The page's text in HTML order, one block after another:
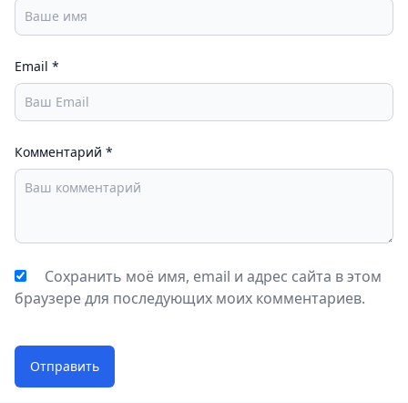
Email *
Комментарий *
Сохранить моё имя, email и адрес сайта в этом
браузере для последующих моих комментариев.
Отправить